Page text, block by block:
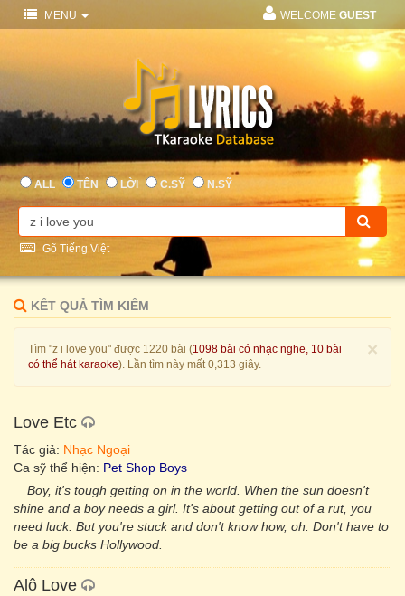
MENU WELCOME GUEST
ALL TÊN LỜI C.SỸ N.SỸ
Gõ Tiếng Việt
KẾT QUẢ TÌM KIẾM
×
Tìm "z i love you" được 1220 bài (1098 bài có nhạc nghe, 10 bài
có thể hát karaoke). Lần tìm này mất 0,313 giây.
Love Etc
Tác giả: Nhạc Ngoại
Ca sỹ thể hiện: Pet Shop Boys
Boy, it's tough getting on in the world. When the sun doesn't
shine and a boy needs a girl. It's about getting out of a rut, you
need luck. But you're stuck and don't know how, oh. Don't have to
be a big bucks Hollywood.
Alô Love